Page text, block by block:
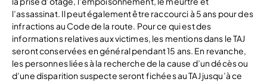
l’assassinat. Il peut également être raccourci à 5 ans pour des
infractions au Code de la route. Pour ce qui est des
informations relatives aux victimes, les mentions dans le TAJ
seront conservées en général pendant 15 ans. En revanche,
les personnes liées à la recherche de la cause d’un décès ou
d’une disparition suspecte seront fichées au TAJ jusqu’à ce